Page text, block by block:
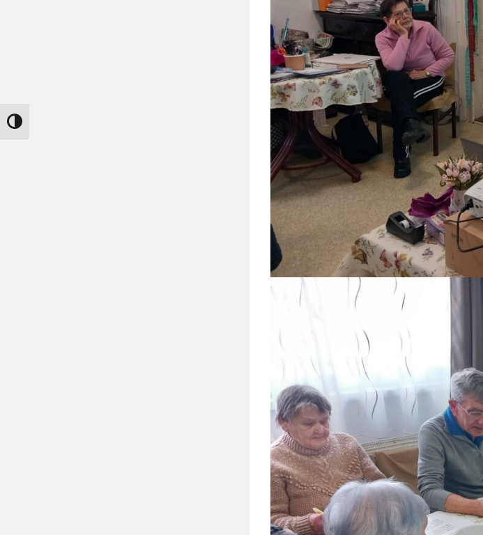
Nagy kontraszt váltása